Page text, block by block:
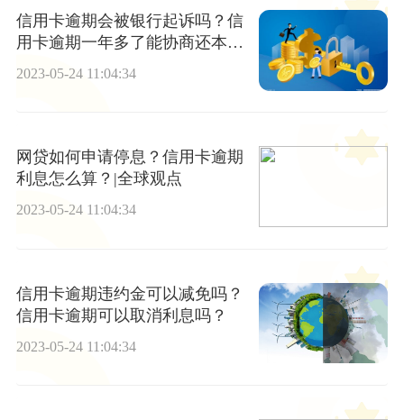
信用卡逾期会被银行起诉吗？信
用卡逾期一年多了能协商还本金
2023-05-24 11:04:34
网贷如何申请停息？信用卡逾期
利息怎么算？|全球观点
2023-05-24 11:04:34
信用卡逾期违约金可以减免吗？
信用卡逾期可以取消利息吗？
2023-05-24 11:04:34